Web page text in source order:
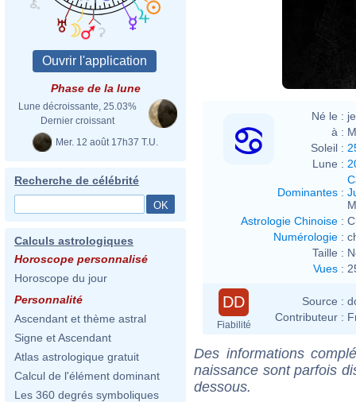
Phase de la lune
Lune décroissante, 25.03%
Dernier croissant
Mer. 12 août 17h37 T.U.
Recherche de célébrité
Calculs astrologiques
Horoscope personnalisé
Horoscope du jour
Personnalité
Ascendant et thème astral
Signe et Ascendant
Atlas astrologique gratuit
Calcul de l'élément dominant
Les 360 degrés symboliques
Né le :
à :
Soleil :
Lune :
Dominantes :
Astrologie Chinoise :
Numérologie :
Taille :
Vues :
DD
Fiabilité
Source :
Contributeur :
Des informations
naissance sont parfois
dessous.